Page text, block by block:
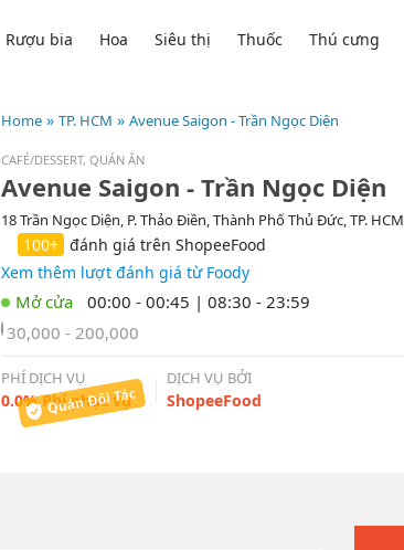
Rượu bia Hoa Siêu thị Thuốc Thú cưng
Home TP. HCM Avenue Saigon - Trần Ngọc Diện
CAFÉ/DESSERT, QUÁN ĂN
Avenue Saigon - Trần Ngọc Diện
18 Trần Ngọc Diện, P. Thảo Điền, Thành Phố Thủ Đức, TP. HCM
100+ đánh giá trên ShopeeFood
Xem thêm lượt đánh giá từ Foody
00:00 - 00:45 | 08:30 - 23:59
30,000 - 200,000
PHÍ DỊCH VỤ
0.0% Phí phục vụ
DỊCH VỤ BỞI
ShopeeFood